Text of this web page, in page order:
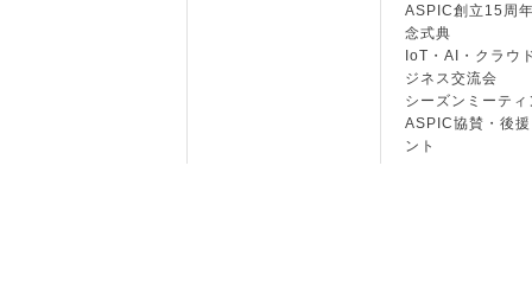
ASPIC創立15周
念式典
IoT・AI・クラウ
ジネス交流会
シーズンミーティ
ASPIC協賛・後
ント